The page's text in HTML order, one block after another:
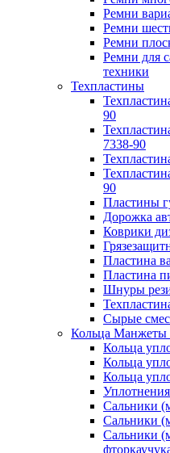
Ремни
Ремни
Ремни
Ремни для
техники
Техпластины
90
7338-90
90
Пластины
Дорожка
Коврики
Пластина
Пластина
Шнуры
Сырые
Кольца Манжеты
Кольца
Кольца
Кольца
Сальники
Сальники
Сальники